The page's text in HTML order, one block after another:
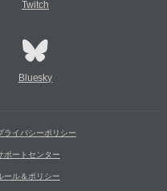
Twitch
Bluesky
ライバシーポリシー
ポートセンター
ール＆ポリシー